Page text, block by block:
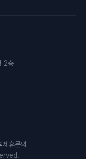
2층
제휴문의